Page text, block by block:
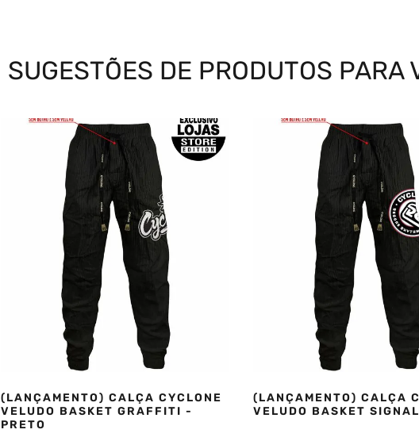
SUGESTÕES DE PRODUTOS PARA
(LANÇAMENTO) CALÇA CYCLONE
VELUDO BASKET GRAFFITI -
PRETO
(LANÇAMENTO) CALÇA
VELUDO BASKET SIGNAL